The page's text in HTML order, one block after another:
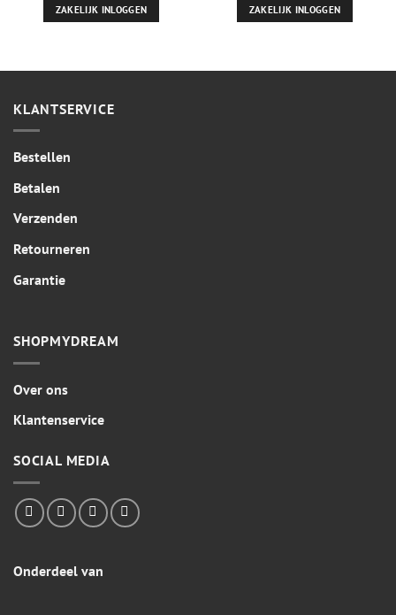
ZAKELIJK INLOGGEN ZAKELIJK INLOGGEN
KLANTSERVICE
Bestellen
Betalen
Verzenden
Retourneren
Garantie
SHOPMYDREAM
Over ons
Klantenservice
SOCIAL MEDIA
Onderdeel van